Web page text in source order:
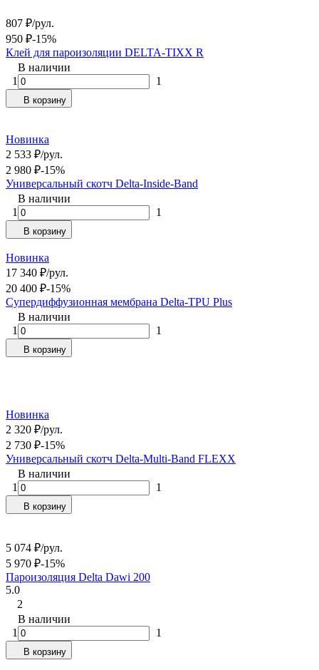
807 ₽/рул.
950 ₽-15%
Клей для пароизоляции DELTA-TIXX R
В наличии
1
1
В корзину
Новинка
2 533 ₽/рул.
2 980 ₽-15%
Универсальный скотч Delta-Inside-Band
В наличии
1
1
В корзину
Новинка
17 340 ₽/рул.
20 400 ₽-15%
Супердиффузионная мембрана Delta-TPU Plus
В наличии
1
1
В корзину
Новинка
2 320 ₽/рул.
2 730 ₽-15%
Универсальный скотч Delta-Multi-Band FLEXX
В наличии
1
1
В корзину
5 074 ₽/рул.
5 970 ₽-15%
Пароизоляция Delta Dawi 200
5.0
2
В наличии
1
1
В корзину